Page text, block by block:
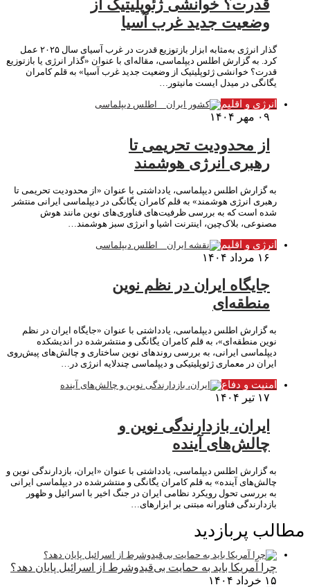
قدرت؟ خوانشی ژئوپلیتیک از
وضعیت جدید غرب آسیا
گذار انرژی به‌مثابه ابزار بازتوزیع قدرت در غرب آسیای سال ۲۰۲۵ عمل
کرد. به گزارش اطلس دیپلماسی، مقاله‌ای با عنوان «گذار انرژی یا بازتوزیع
قدرت؟ خوانشی ژئوپلیتیک از وضعیت جدید غرب آسیا» به قلم کامران
یگانگی در میدل ایست مانیتور…
انرژی و اقلیم
۰۹ مهر ۱۴۰۴
از محدودیت تحریمی تا
رهبری انرژی هوشمند
به گزارش اطلس دیپلماسی، یادداشتی با ‌عنوان «از محدودیت تحریمی تا
رهبری انرژی هوشمند» به قلم کامران یگانگی در دیپلماسی ایرانی منتشر
شده است که به بررسی ظرفیت‌های فناوری‌های نوین مانند هوش
مصنوعی، بلاک‌چین، اینترنت اشیا و انرژی سبز هوشمند…
انرژی و اقلیم
۱۶ مرداد ۱۴۰۴
جایگاه ایران در نظم نوین
منطقه‌ای
به گزارش اطلس دیپلماسی، یادداشتی با ‌عنوان «جایگاه ایران در نظم
نوین منطقه‌ای»، به قلم کامران یگانگی و منتشرشده در اندیشکده
دیپلماسی ایرانی، به بررسی روندهای نوین ساختاری و چالش‌های پیش‌روی
ایران در معماری ژئوپلیتیکی و دیپلماسی چندلایه انرژی در…
امنیت و دفاع
۱۷ تیر ۱۴۰۴
ایران، بازدارندگی نوین و
چالش‌های آینده
به گزارش اطلس دیپلماسی، یادداشتی با عنوان «ایران، بازدارندگی نوین و
چالش‌های آینده» به قلم کامران یگانگی و منتشرشده در دیپلماسی ایرانی
به بررسی تحول رویکرد نظامی ایران در جنگ اخیر با اسرائیل و ظهور
بازدارندگی فناورانه مبتنی بر ابزارهای…
مطالب پربازدید
چرا آمریکا باید به حمایت بی‌قیدوشرط از اسرائیل پایان دهد؟
۱۵ خرداد ۱۴۰۴